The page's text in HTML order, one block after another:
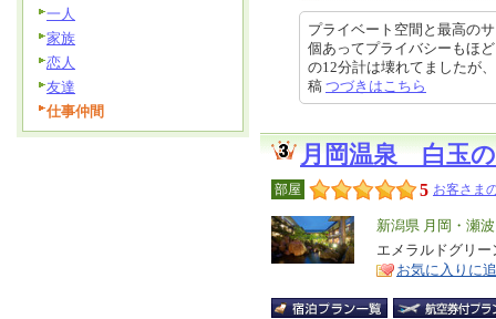
プライベート空間と最高の
個あってプライバシーもほ
の12分計は壊れてましたが
稿 つづきはこちら
月岡温泉 白玉
部屋 5 お客さま
エ
リ
ア
新潟県 月岡・瀬
特
徴
エメラルドグリ
お気に入りに
一人
家族
恋人
友達
仕事仲間